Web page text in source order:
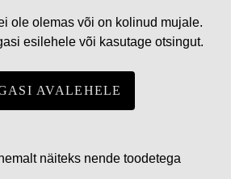
ole olemas või on kolinud mujale.
esilehele või kasutage otsingut.
AVALEHELE
näiteks nende toodetega